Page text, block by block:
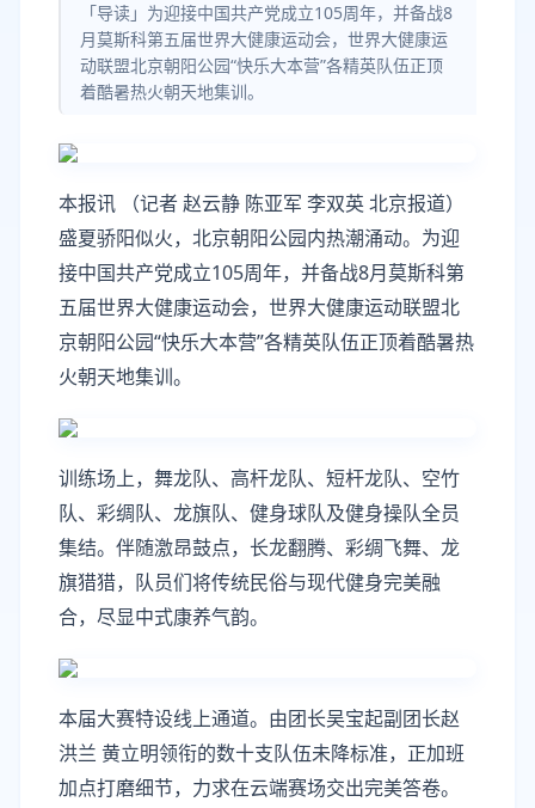
「导读」为迎接中国共产党成立105周年，并备战8
月莫斯科第五届世界大健康运动会，世界大健康运
动联盟北京朝阳公园“快乐大本营”各精英队伍正顶
着酷暑热火朝天地集训。
本报讯 （记者 赵云静 陈亚军 李双英 北京报道）
盛夏骄阳似火，北京朝阳公园内热潮涌动。为迎
接中国共产党成立105周年，并备战8月莫斯科第
五届世界大健康运动会，世界大健康运动联盟北
京朝阳公园“快乐大本营”各精英队伍正顶着酷暑热
火朝天地集训。
训练场上，舞龙队、高杆龙队、短杆龙队、空竹
队、彩绸队、龙旗队、健身球队及健身操队全员
集结。伴随激昂鼓点，长龙翻腾、彩绸飞舞、龙
旗猎猎，队员们将传统民俗与现代健身完美融
合，尽显中式康养气韵。
本届大赛特设线上通道。由团长吴宝起副团长赵
洪兰 黄立明领衔的数十支队伍未降标准，正加班
加点打磨细节，力求在云端赛场交出完美答卷。